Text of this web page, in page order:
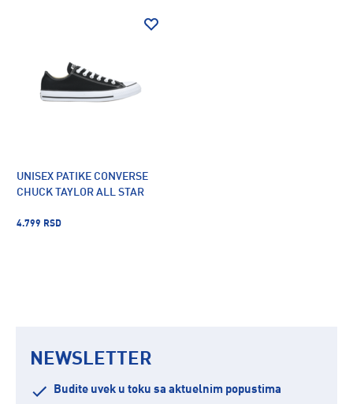
UNISEX PATIKE CONVERSE
CHUCK TAYLOR ALL STAR
4.799 RSD
NEWSLETTER
Budite uvek u toku sa aktuelnim popustima